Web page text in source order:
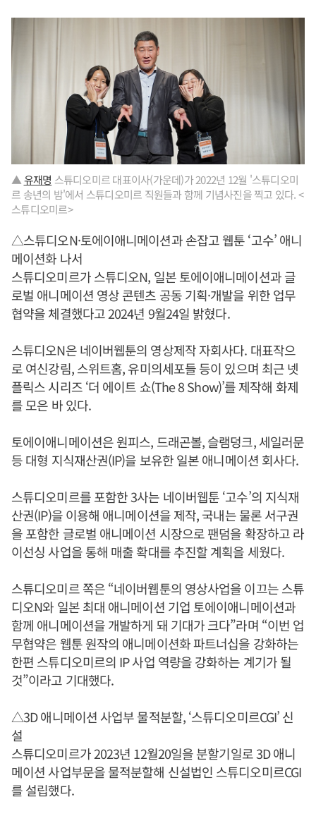
▲유재명 스튜디오미르 대표이사(가운데)가 2022년 12월 '스튜디오미
르 송년의 밤'에서 스튜디오미르 직원들과 함께 기념사진을 찍고 있다. <
스튜디오미르>
△스튜디오N·토에이애니메이션과 손잡고 웹툰 ‘고수’ 애니
메이션화 나서
스튜디오미르가 스튜디오N, 일본 토에이애니메이션과 글
로벌 애니메이션 영상 콘텐츠 공동 기획·개발을 위한 업무
협약을 체결했다고 2024년 9월24일 밝혔다.
스튜디오N은 네이버웹툰의 영상제작 자회사다. 대표작으
로 여신강림, 스위트홈, 유미의세포들 등이 있으며 최근 넷
플릭스 시리즈 ‘더 에이트 쇼(The 8 Show)’를 제작해 화제
를 모은 바 있다.
토에이애니메이션은 원피스, 드래곤볼, 슬램덩크, 세일러문
등 대형 지식재산권(IP)을 보유한 일본 애니메이션 회사다.
스튜디오미르를 포함한 3사는 네이버웹툰 ‘고수’의 지식재
산권(IP)을 이용해 애니메이션을 제작, 국내는 물론 서구권
을 포함한 글로벌 애니메이션 시장으로 팬덤을 확장하고 라
이선싱 사업을 통해 매출 확대를 추진할 계획을 세웠다.
스튜디오미르 쪽은 “네이버웹툰의 영상사업을 이끄는 스튜
디오N와 일본 최대 애니메이션 기업 토에이애니메이션과
함께 애니메이션을 개발하게 돼 기대가 크다”라며 “이번 업
무협약은 웹툰 원작의 애니메이션화 파트너십을 강화하는
한편 스튜디오미르의 IP 사업 역량을 강화하는 계기가 될
것”이라고 기대했다.
△3D 애니메이션 사업부 물적분할, ‘스튜디오미르CGI’ 신
설
스튜디오미르가 2023년 12월20일을 분할기일로 3D 애니
메이션 사업부문을 물적분할해 신설법인 스튜디오미르CGI
를 설립했다.